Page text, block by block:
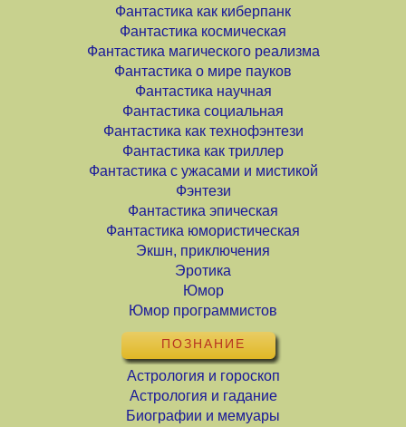
Фантастика как киберпанк
Фантастика космическая
Фантастика магического реализма
Фантастика о мире пауков
Фантастика научная
Фантастика социальная
Фантастика как технофэнтези
Фантастика как триллер
Фантастика с ужасами и мистикой
Фэнтези
Фантастика эпическая
Фантастика юмористическая
Экшн, приключения
Эротика
Юмор
Юмор программистов
ПОЗНАНИЕ
Астрология и гороскоп
Астрология и гадание
Биографии и мемуары